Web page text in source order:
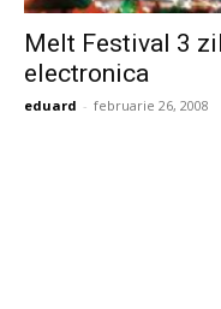
Melt Festival 3
electronica
eduard - februarie 26, 2008